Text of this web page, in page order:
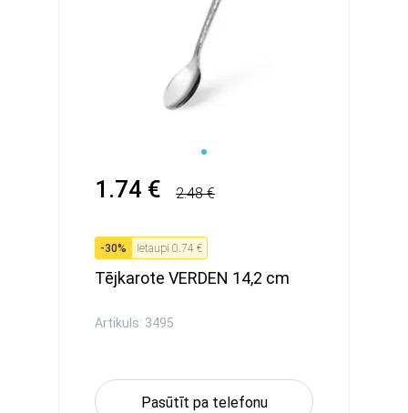
1.74 € 2.48 €
-30% Ietaupi 0.74 €
Tējkarote VERDEN 14,2 cm
Artikuls: 3495
Pasūtīt pa telefonu